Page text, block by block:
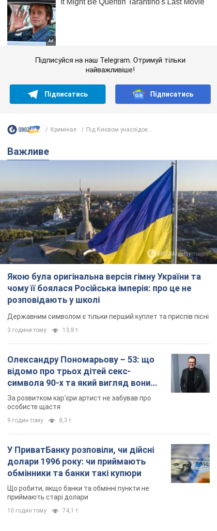
Підписуйся на наш Telegram. Отримуй тільки
найважливіше!
Підписатись Підписатись
Кримінал Під Києвом унаслідок...
Важливе
Якою була оригінальна версія гімну України та
чому її боялася Російська імперія: про це не
розповідають у школі
Державним символом є тільки перший куплет та приспів пісні
3 години тому 13,8 т.
Олександру Пономарьову – 53: що
відомо про трьох дітей секс-
символа 90-х та який вигляд вони
мають
За розвитком кар'єри артист не забував про
особисте щастя
9 годин тому 8,3 т.
У ПриватБанку розповіли, чи дійсні
долари 1996 року: чи приймають
обмінники та банки такі купюри
Що робити, якщо банки та обмінні пункти не
приймають старі долари
10 годин тому 74,1 т.